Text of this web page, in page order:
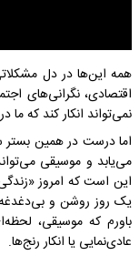
همه این‌ها در دل
اقتصادی، نگرانی‌های
نمی‌تواند انکار کند که
اما درست در همین
می‌یابد و موسیقی
این است که امروز
یک روز روشن و
باورم که موسیقی،
عادی‌نمایی یا انکار رنج‌ها.